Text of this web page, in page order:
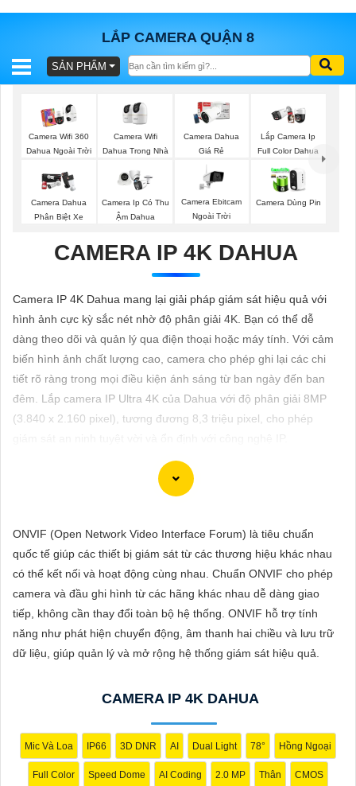
LẮP CAMERA QUẬN 8
BÁO
TRỌN
GÓI
SẢN
TƯ
VẤN
LẮP
ĐẶT
VẤN
VỤ
SẢN PHẨM
Camera Wifi 360
Dahua Ngoài Trời
Camera Wifi
Dahua Trong Nhà
Camera Dahua
Giá Rẻ
Lắp Camera Ip
Full Color Dahua
Camera Dahua
Phân Biệt Xe
Camera Ip Có Thu
Ậm Dahua
Camera Ebitcam
Ngoài Trời
Camera Dùng Pin
CAMERA IP 4K DAHUA
Camera IP 4K Dahua mang lại giải pháp giám sát hiệu quả với
hình ảnh cực kỳ sắc nét nhờ độ phân giải 4K. Bạn có thể dễ
dàng theo dõi và quản lý qua điện thoại hoặc máy tính. Với cảm
biến hình ảnh chất lượng cao, camera cho phép ghi lại các chi
tiết rõ ràng trong mọi điều kiện ánh sáng từ ban ngày đến ban
đêm. Lắp camera IP Ultra 4K của Dahua với độ phân giải 8MP
(3.840 x 2.160 pixel), tương đương 8,3 triệu pixel, cho phép
"Camera Dahua chính hãng mang đến cho bạn sự tin cậy và
ONVIF (Open Network Video Interface Forum) là tiêu chuẩn
quốc tế giúp các thiết bị giám sát từ các thương hiệu khác nhau
có thể kết nối và hoạt động cùng nhau. Chuẩn ONVIF cho phép
camera và đầu ghi hình từ các hãng khác nhau dễ dàng giao
tiếp, không cần thay đổi toàn bộ hệ thống. ONVIF hỗ trợ tính
năng như phát hiện chuyển động, âm thanh hai chiều và lưu trữ
dữ liệu, giúp quản lý và mở rộng hệ thống giám sát hiệu quả.
CAMERA IP 4K DAHUA
Mic Và Loa IP66 3D DNR AI Dual Light 78° Hồng Ngoại
Full Color Speed Dome AI Coding 2.0 MP Thân CMOS